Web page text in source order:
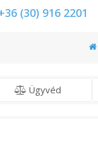
(30) 916 2201
Ügyvéd